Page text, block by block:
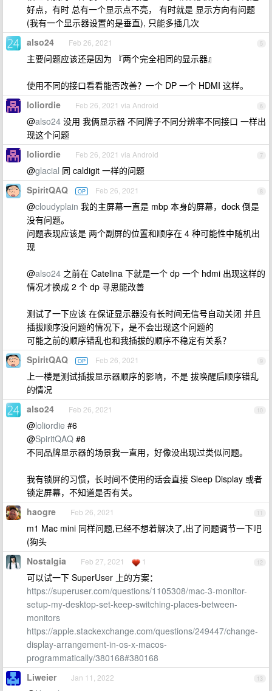
好点，有时 总有一个显示点不亮， 有时就是 显示方向有问题
(我有一个显示器设置的是垂直), 只能多插几次
5
also24 Feb 26, 2021
主要问题应该还是因为 『两个完全相同的显示器』
使用不同的接口看看能否改善？一个 DP 一个 HDMI 这样。
6
loliordie Feb 26, 2021 via Android
@also24 没用 我俩显示器 不同牌子不同分辨率不同接口 一样出
现这个问题
7
loliordie Feb 26, 2021 via Android
@glacial 同 caldigit 一样的问题
8
SpiritQAQ OP Feb 26, 2021
@cloudyplain 我的主屏幕一直是 mbp 本身的屏幕，dock 倒是
没有问题。
问题表现应该是 两个副屏的位置和顺序在 4 种可能性中随机出
现
@also24 之前在 Catelina 下就是一个 dp 一个 hdmi 出现这样的
情况才换成 2 个 dp 寻思能改善
测试了一下应该 在保证显示器没有长时间无信号自动关闭 并且
插拔顺序没问题的情况下，是不会出现这个问题的
可能之前的顺序错乱也和我插拔的顺序不稳定有关系？
9
SpiritQAQ OP Feb 26, 2021
上一楼是测试插拔显示器顺序的影响，不是 拔唤醒后顺序错乱
的情况
10
also24 Feb 26, 2021
@loliordie #6
@SpiritQAQ #8
不同品牌显示器的场景我一直用，好像没出现过类似问题。
我有锁屏的习惯，长时间不使用的话会直接 Sleep Display 或者
锁定屏幕，不知道是否有关。
11
haogre Feb 26, 2021
m1 Mac mini 同样问题,已经不想着解决了,出了问题调节一下吧
(狗头
12
Nostalgia Feb 27, 2021 1
可以试一下 SuperUser 上的方案：
https://superuser.com/questions/1105308/mac-3-monitor-
setup-my-desktop-set-keep-switching-places-between-
monitors
https://apple.stackexchange.com/questions/249447/change-
display-arrangement-in-os-x-macos-
programmatically/380168#380168
13
Liweier Jan 11, 2022